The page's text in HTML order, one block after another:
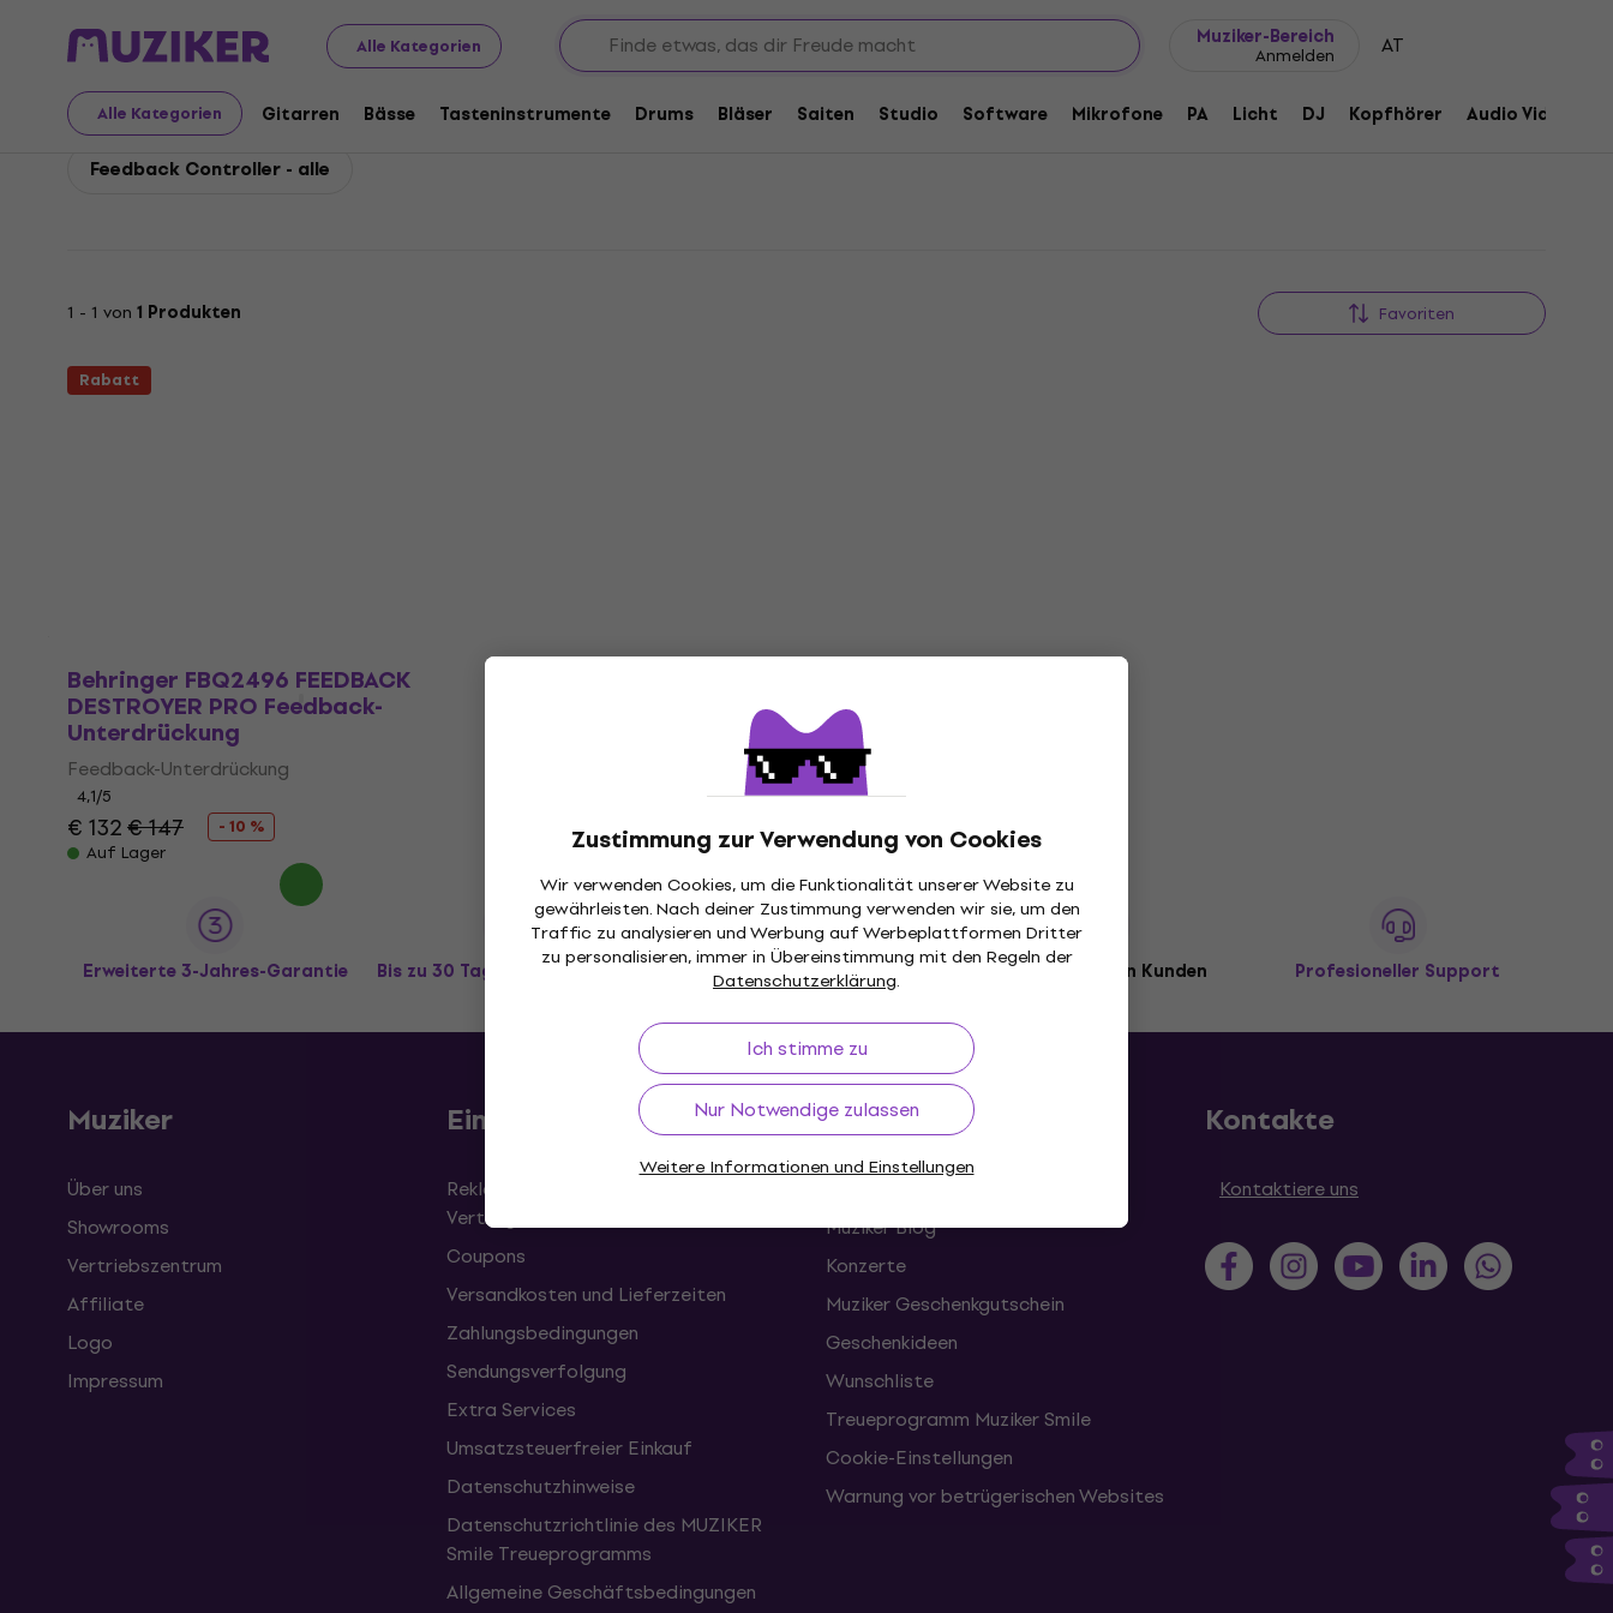
Alle Kategorien
Muziker-Bereich
Anmelden AT
Alle Kategorien Gitarren Bässe Tasteninstrumente Drums Bläser Saiten Studio Software Mikrofone PA Licht DJ Kopfhörer Audio Video
Zustimmung zur Verwendung von Cookies
Wir verwenden Cookies, um die Funktionalität unserer Website zu
gewährleisten. Nach deiner Zustimmung verwenden wir sie, um den
Traffic zu analysieren und Werbung auf Werbeplattformen Dritter
zu personalisieren, immer in Übereinstimmung mit den Regeln der
Datenschutzerklärung.
Ich stimme zu
Nur Notwendige zulassen
Weitere Informationen und Einstellungen
Behringer PA Effektgeräte und Signal-Prozessoren Behringer Feedback Controller
Behringer Feedback Controller
Feedback Controller - alle
1 - 1 von 1 Produkten Favoriten
Rabatt
Behringer FBQ2496 FEEDBACK
DESTROYER PRO Feedback-
Unterdrückung
Feedback-Unterdrückung
4,1/5
€ 132€ 147
- 10 %
Auf Lager
Erweiterte 3-Jahres-Garantie Bis zu 30 Tage Rückgaberecht Versand gratisvon 149 € Über 3 Millionen Kunden Profesioneller Support
Muziker
Über uns
Showrooms
Vertriebszentrum
Affiliate
Logo
Impressum
Einkauf
Reklamationen und Rücktritte vom
Vertrag
Coupons
Versandkosten und Lieferzeiten
Zahlungsbedingungen
Sendungsverfolgung
Extra Services
Umsatzsteuerfreier Einkauf
Datenschutzhinweise
Datenschutzrichtlinie des MUZIKER
Smile Treueprogramms
Allgemeine Geschäftsbedingungen
Nützliches
Muziker Blog
Konzerte
Muziker Geschenkgutschein
Geschenkideen
Wunschliste
Treueprogramm Muziker Smile
Cookie-Einstellungen
Warnung vor betrügerischen Websites
Kontakte
Kontaktiere uns